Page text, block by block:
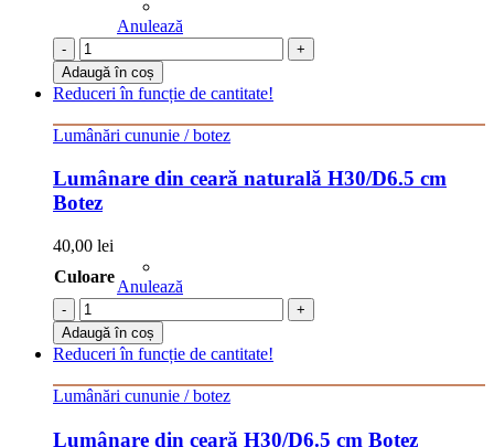
Anulează
-
+
Adaugă în coș
Reduceri în funcție de cantitate!
Lumânări cununie / botez
Lumânare din ceară naturală H30/D6.5 cm
Botez
40,00 lei
Culoare
Anulează
-
+
Adaugă în coș
Reduceri în funcție de cantitate!
Lumânări cununie / botez
Lumânare din ceară H30/D6.5 cm Botez